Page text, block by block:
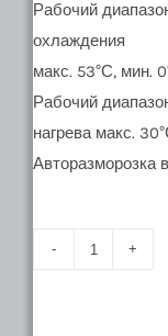
Рабочий
охлаждения
макс. 53°С, мин.
Рабочий
нагрева макс.
Авторазморозка